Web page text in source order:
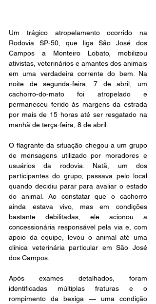
Um trágico atropelamento ocorrido na
Rodovia SP-50, que liga São José dos
Campos a Monteiro Lobato, mobilizou
ativistas, veterinários e amantes dos animais
em uma verdadeira corrente do bem. Na
noite de segunda-feira, 7 de abril, um
cachorro-do-mato foi atropelado e
permaneceu ferido às margens da estrada
por mais de 15 horas até ser resgatado na
manhã de terça-feira, 8 de abril.
O flagrante da situação chegou a um grupo
de mensagens utilizado por moradores e
usuários da rodovia. Natã, um dos
participantes do grupo, passava pelo local
quando decidiu parar para avaliar o estado
do animal. Ao constatar que o cachorro
ainda estava vivo, mas em condições
bastante debilitadas, ele acionou a
concessionária responsável pela via e, com
apoio da equipe, levou o animal até uma
clínica veterinária particular em São José
dos Campos.
Após exames detalhados, foram
identificadas múltiplas fraturas e o
rompimento da bexiga — uma condição